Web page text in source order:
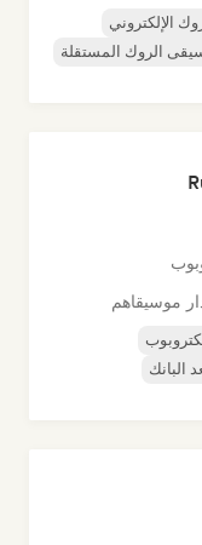
الإلكتروني
الروك المستقلة
موسيقاهم
البانك